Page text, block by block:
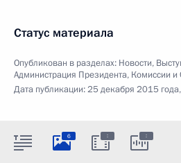
Статус материала
Опубликован в разделах: Новости,
Администрация Президента, Комиссии и
Дата публикации:25 декабря 2015
6 : :